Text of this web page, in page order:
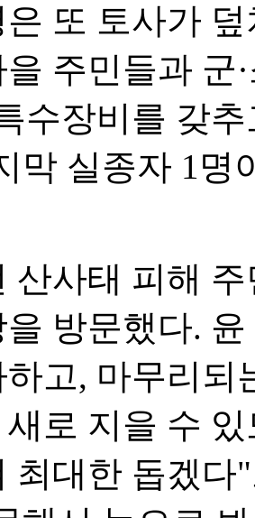
또 토사가
주민들과 군
수장비를 갖
막 실종자 1명
산사태 피해
방문했다.
고, 마무리되
로 지을 수
최대한 돕겠다